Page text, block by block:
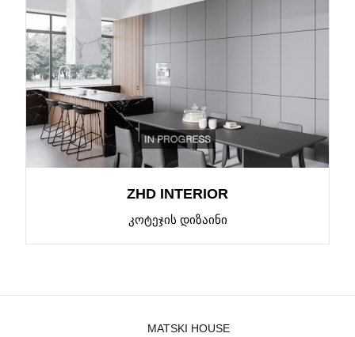
ZHD INTERIOR
ᲙᲝᲢᲔᲯᲘᲡ ᲓᲘᲖᲐᲘᲜᲘ
MATSKI HOUSE